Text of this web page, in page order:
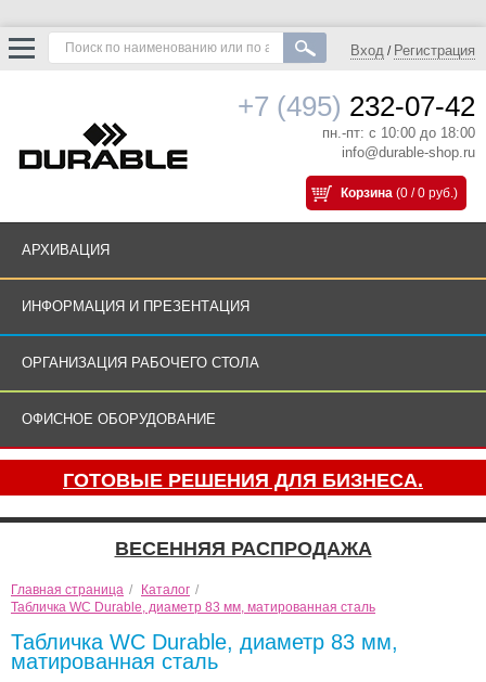
Вход / Регистрация
+7 (495) 232-07-42
пн.-пт: с 10:00 до 18:00
info@durable-shop.ru
Корзина (0 / 0 руб.)
АРХИВАЦИЯ
ИНФОРМАЦИЯ И ПРЕЗЕНТАЦИЯ
ОРГАНИЗАЦИЯ РАБОЧЕГО СТОЛА
ОФИСНОЕ ОБОРУДОВАНИЕ
ГОТОВЫЕ РЕШЕНИЯ ДЛЯ БИЗНЕСА.
ВЕСЕННЯЯ РАСПРОДАЖА
Главная страница / Каталог /
Табличка WC Durable, диаметр 83 мм, матированная сталь
Табличка WC Durable, диаметр 83 мм,
матированная сталь